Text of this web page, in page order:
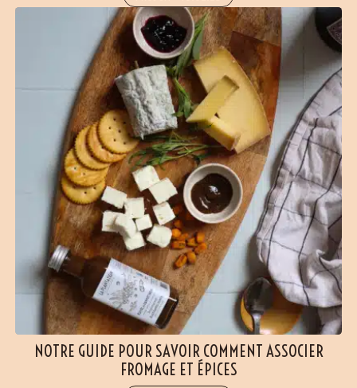
NOTRE GUIDE POUR SAVOIR COMMENT ASSOCIER
FROMAGE ET ÉPICES